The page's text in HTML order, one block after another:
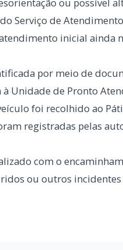
foi recolhido ao
registradas pelas
ou outros incidentes
arrecada doações para